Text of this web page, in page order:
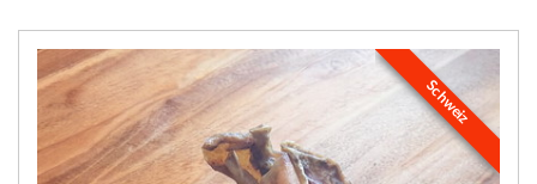
Schweiz